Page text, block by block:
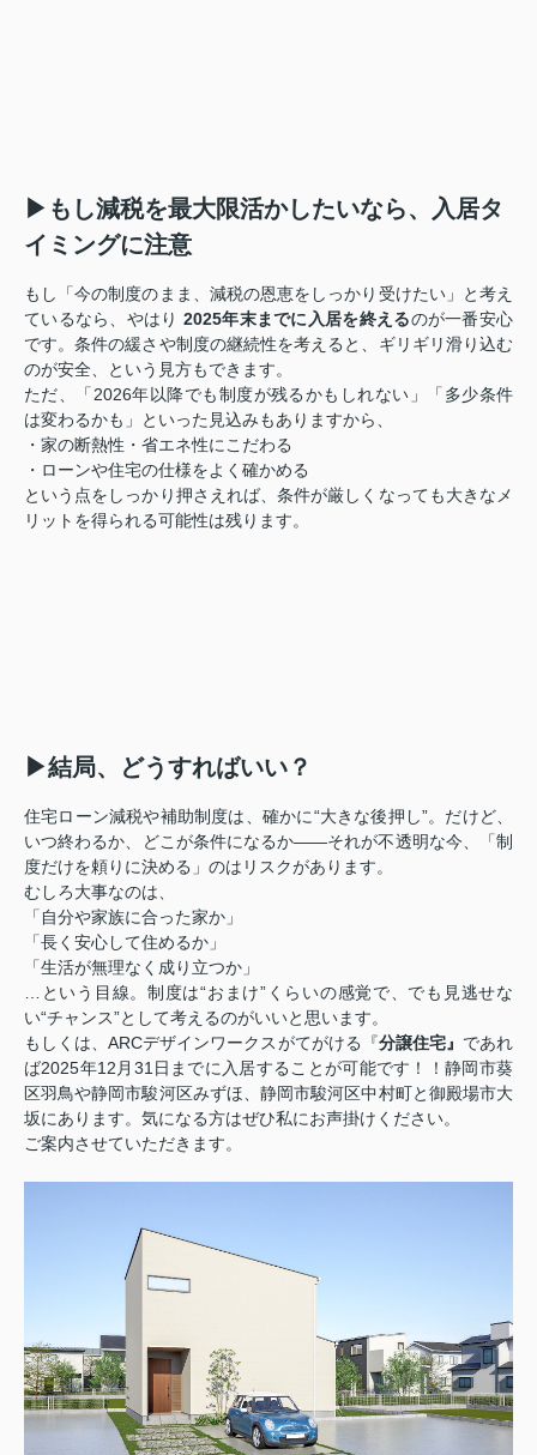
▶もし減税を最大限活かしたいなら、入居タ
イミングに注意
もし「今の制度のまま、減税の恩恵をしっかり受けたい」と考え
ているなら、やはり 2025年末までに入居を終えるのが一番安心
です。条件の緩さや制度の継続性を考えると、ギリギリ滑り込む
のが安全、という見方もできます。
ただ、「2026年以降でも制度が残るかもしれない」「多少条件
は変わるかも」といった見込みもありますから、
・家の断熱性・省エネ性にこだわる
・ローンや住宅の仕様をよく確かめる
という点をしっかり押さえれば、条件が厳しくなっても大きなメ
リットを得られる可能性は残ります。
▶結局、どうすればいい？
住宅ローン減税や補助制度は、確かに“大きな後押し”。だけど、
いつ終わるか、どこが条件になるか――それが不透明な今、「制
度だけを頼りに決める」のはリスクがあります。
むしろ大事なのは、
「自分や家族に合った家か」
「長く安心して住めるか」
「生活が無理なく成り立つか」
…という目線。制度は“おまけ”くらいの感覚で、でも見逃せな
い“チャンス”として考えるのがいいと思います。
もしくは、ARCデザインワークスがてがける『分譲住宅』 であれ
ば2025年12月31日までに入居することが可能です！！静岡市葵
区羽鳥や静岡市駿河区みずほ、静岡市駿河区中村町と御殿場市大
坂にあります。気になる方はぜひ私にお声掛けください。
ご案内させていただきます。